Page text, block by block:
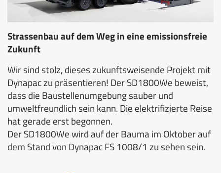
Strassenbau auf dem Weg in eine emissionsfreie
Zukunft
Wir sind stolz, dieses zukunftsweisende Projekt mit
Dynapac zu präsentieren! Der SD1800We beweist,
dass die Baustellenumgebung sauber und
umweltfreundlich sein kann. Die elektrifizierte Reise
hat gerade erst begonnen.
Der SD1800We wird auf der Bauma im Oktober auf
dem Stand von Dynapac FS 1008/1 zu sehen sein.